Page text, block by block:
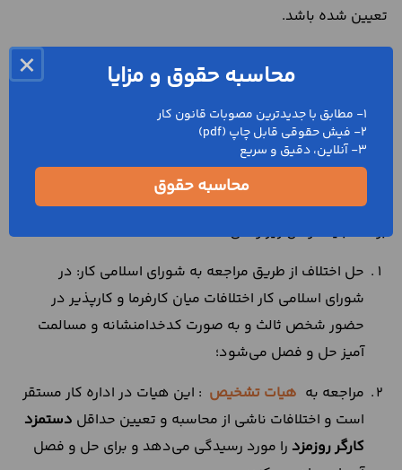
تعیین شده باشد.
نحوه حل و فصل اختلافات
ناشی از دستمزد کارگر
ساختمانی در ایران
در صورتی که کارفرما و کارپذیر نتوانند در خصوص حل و فصل
اختلافات ناشی ازدستمزد کارگر ساختمانی در ایرانبه توافق
برسند باید مراحل زیر را طی کنند:
حل اختلاف از طریق مراجعه به شورای اسلامی کار: در
شورای اسلامی کار اختلافات میان کارفرما و کارپذیر در
حضور شخص ثالث و به صورت کدخدامنشانه و مسالمت
آمیز حل و فصل می‌شود؛
مراجعه به هیات تشخیص : این هیات در اداره کار مستقر
است و اختلافات ناشی از محاسبه و تعیین حداقل دستمزد
کارگر روزمزد را مورد رسیدگی می‌دهد و برای حل و فصل
× محاسبه حقوق و مزایا
1- مطابق با جدیدترین مصوبات قانون کار
2- فیش حقوقی قابل چاپ (pdf)
3- آنلاین، دقیق و سریع
محاسبه حقوق